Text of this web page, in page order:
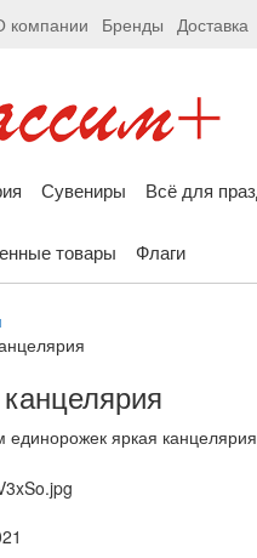
компании Бренды Доставка
Сувениры Всё для
товары Флаги
яркая канцелярия